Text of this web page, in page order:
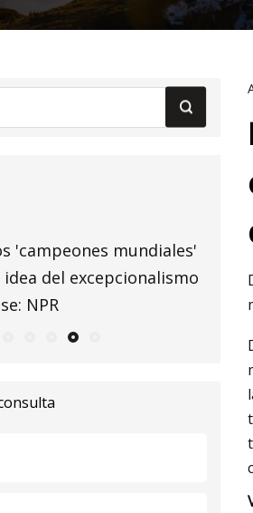
en Harvard espera
futuro del hip hop a través